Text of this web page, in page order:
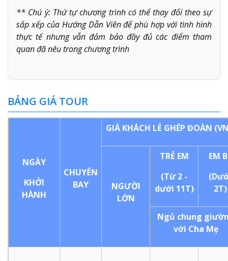
** Chú ý: Thứ tự chương trình có thể thay đổi theo sự
sắp xếp của Hướng Dẫn Viên để phù hợp với tình hình
thực tế nhưng vẫn đảm bảo đầy đủ các điểm tham
quan đã nêu trong chương trình
BẢNG GIÁ TOUR
NGÀY
KHỞI
HÀNH
CHUYẾN
BAY
GIÁ KHÁCH LẺ GHÉP ĐOÀN
NGƯỜI
LỚN
TRẺ EM
(Từ 2 -
dưới 11T)
EM
2T)
Ngủ chung
với Cha Mẹ